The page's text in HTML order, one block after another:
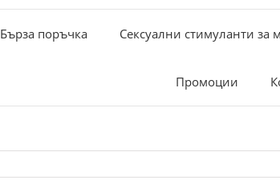
Бърза поръчка Сексуални стимуланти за
Промоции